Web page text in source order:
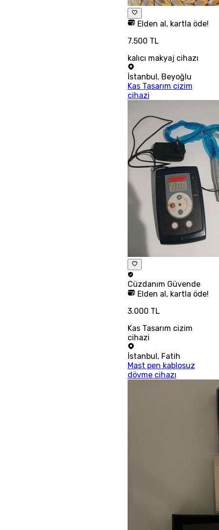
Elden al, kartla öde!
7.500 TL
kalıcı makyaj cihazı
İstanbul , Beyoğlu
Kas Tasarım cizim
cihazi
Cüzdanım Güvende
Elden al, kartla öde!
3.000 TL
Kas Tasarım cizim
cihazi
İstanbul, Fatih
Mast pen kablosuz
dövme cihazı